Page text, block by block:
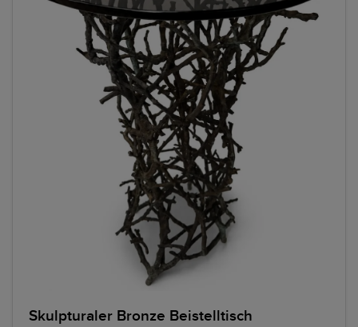
Skulpturaler Bronze Beistelltisch